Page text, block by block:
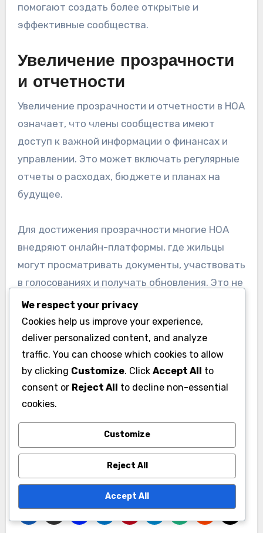
помогают создать более открытые и
эффективные сообщества.
Увеличение прозрачности
и отчетности
Увеличение прозрачности и отчетности в HOA
означает, что члены сообщества имеют
доступ к важной информации о финансах и
управлении. Это может включать регулярные
отчеты о расходах, бюджете и планах на
будущее.
Для достижения прозрачности многие HOA
внедряют онлайн-платформы, где жильцы
могут просматривать документы, участвовать
в голосованиях и получать обновления. Это не
только облегчает доступ к информации, но и
повышает вовлеченность жителей в
управление.
Важно, чтобы HOA соблюдали правила
отчетности, такие как предоставление
годовых отчетов и проведение открытых
собраний. Это помогает избежать
недопонимания и конфликтов между членами
сообщества.
We respect your privacy
Cookies help us improve your experience,
deliver personalized content, and analyze
traffic. You can choose which cookies to allow
by clicking Customize. Click Accept All to
consent or Reject All to decline non-essential
cookies.
Customize
Reject All
Accept All